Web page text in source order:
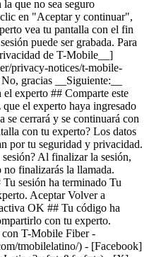
que no sea seguro
en "Aceptar y continuar",
vea tu pantalla con el fin
puede ser grabada. Para
de T-Mobile__]
privacy-notices/t-mobile-
gracias __Siguiente:__
experto ## Comparte este
el experto haya ingresado
se cerrará y se continuará con
con tu experto? Los datos
por tu seguridad y privacidad.
Al finalizar la sesión,
no finalizarás la llamada.
sesión ha terminado Tu
Aceptar Volver a
OK ## Tu código ha
con tu experto.
con T-Mobile Fiber -
tmobilelatino/) - [Facebook]